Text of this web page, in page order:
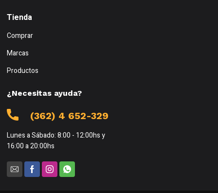
Tienda
Comprar
Marcas
Productos
¿Necesitas ayuda?
(362) 4 652-329
Lunes a Sábado: 8:00 - 12:00hs y
16:00 a 20:00hs